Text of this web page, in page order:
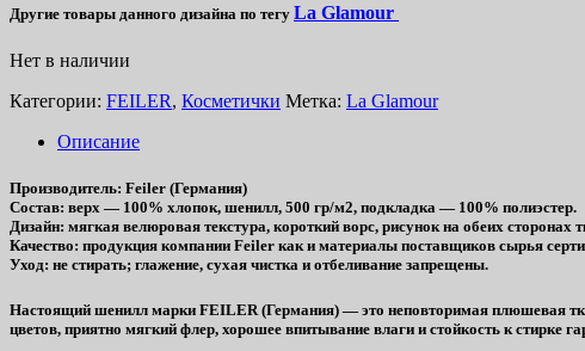
Другие товары данного дизайна по тегу La Glamour
Нет в наличии
Категории: FEILER, Косметички Метка: La Glamour
Описание
Производитель: Feiler (Германия)
Состав: верх — 100% хлопок, шенилл, 500 гр/м2, подкладка — 100% полиэстер.
Дизайн: мягкая велюровая текстура, короткий ворс, рисунок на обеих сторонах
Качество: продукция компании Feiler как и материалы поставщиков сырья
Уход: не стирать; глажение, сухая чистка и отбеливание запрещены.
Настоящий шенилл марки FEILER (Германия) — это неповторимая плюшевая
цветов, приятно мягкий флер, хорошее впитывание влаги и стойкость к стирке